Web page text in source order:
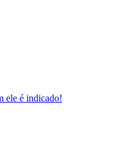
ele é indicado!